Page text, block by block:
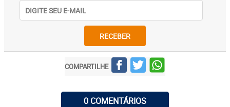
RECEBER
COMPARTILHE
0 COMENTÁRIOS